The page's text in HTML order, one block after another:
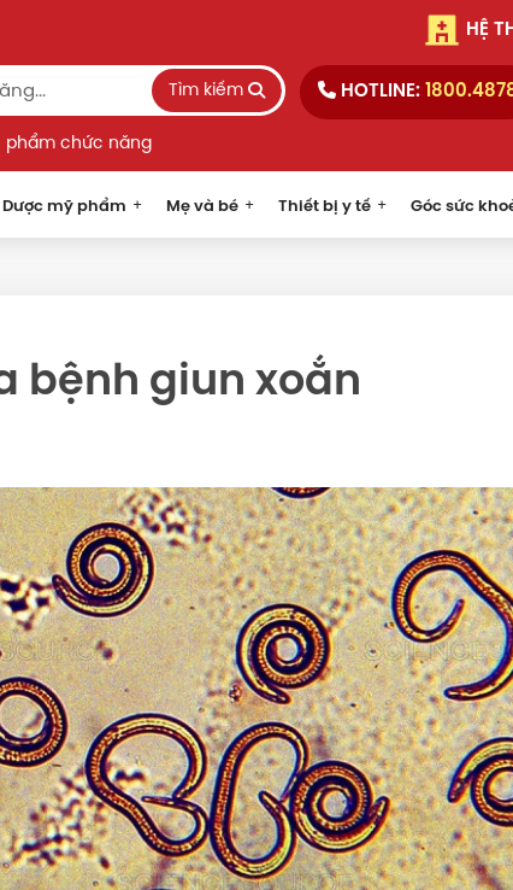
HỆ
Tìm kiếm
phẩm chức năng
HOTLINE:
Dược mỹ phẩm Mẹ và bé Thiết bị y tế Góc sức
bệnh giun xoắn